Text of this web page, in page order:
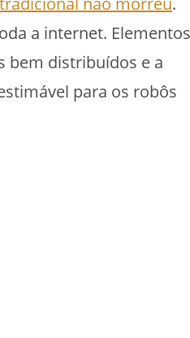
a internet. Elementos
bem distribuídos e a
para os robôs